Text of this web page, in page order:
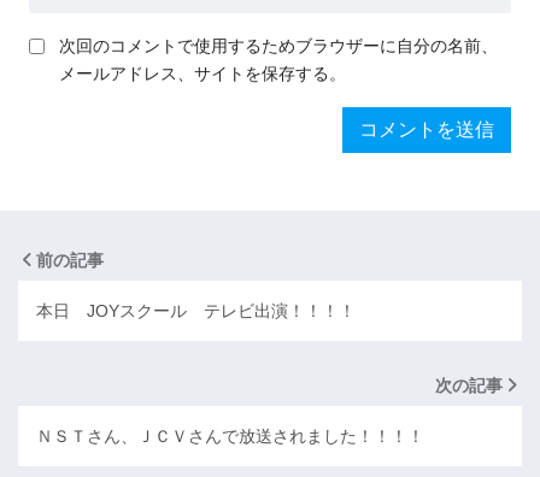
次回のコメントで使用するためブラウザーに自分の名前、
メールアドレス、サイトを保存する。
前の記事
本日 JOYスクール テレビ出演！！！！
次の記事
ＮＳＴさん、ＪＣＶさんで放送されました！！！！